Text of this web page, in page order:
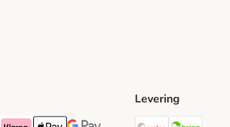
Levering
Posten